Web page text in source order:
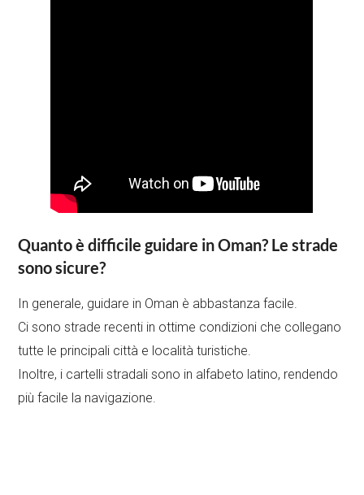
Quanto è difficile guidare in Oman? Le strade
sono sicure?
In generale, guidare in Oman è abbastanza facile.
Ci sono strade recenti in ottime condizioni che collegano
tutte le principali città e località turistiche.
Inoltre, i cartelli stradali sono in alfabeto latino, rendendo
più facile la navigazione.